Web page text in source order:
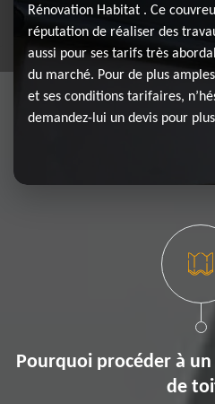
Rénovation Habitat . Ce
réputation de réaliser des
aussi pour ses tarifs très
du marché. Pour de plus
et ses conditions tarifaires,
demandez-lui un devis pour
Pourquoi procéder à
de